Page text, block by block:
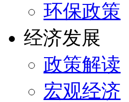
环保政策
经济发展
政策解读
宏观经济